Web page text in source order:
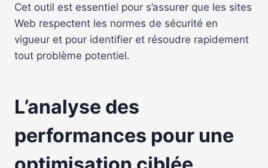
Cet outil est essentiel pour s’assurer que les sites
Web respectent les normes de sécurité en
vigueur et pour identifier et résoudre rapidement
tout problème potentiel.
L’analyse des
performances pour une